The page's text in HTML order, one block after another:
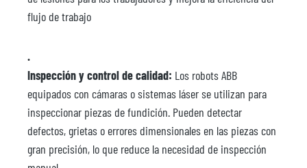
flujo de trabajo
.
Inspección y control de calidad: Los robots ABB
equipados con cámaras o sistemas láser se utilizan para
inspeccionar piezas de fundición. Pueden detectar
defectos, grietas o errores dimensionales en las piezas con
gran precisión, lo que reduce la necesidad de inspección